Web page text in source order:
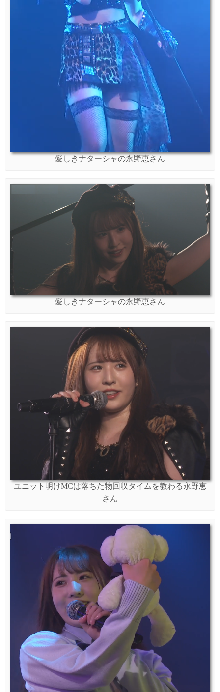
愛しきナターシャの永野恵さん
愛しきナターシャの永野恵さん
ユニット明けMCは落ちた物回収タイムを教わる永野恵
さん